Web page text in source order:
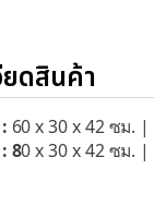
ยดสินค้า
60 x 30 x 42ซม. |
80 x 30 x 42 ซม. |